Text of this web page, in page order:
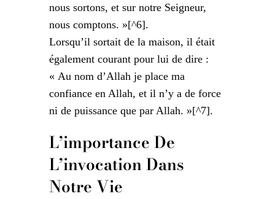
nous sortons, et sur notre Seigneur,
nous comptons. »[^6].
Lorsqu’il sortait de la maison, il était
également courant pour lui de dire :
« Au nom d’Allah je place ma
confiance en Allah, et il n’y a de force
ni de puissance que par Allah. »[^7].
L’importance De
L’invocation Dans
Notre Vie